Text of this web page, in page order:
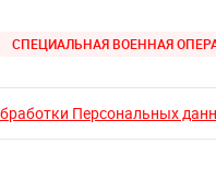
СПЕЦИАЛЬНАЯ ВОЕННАЯ
Персональных